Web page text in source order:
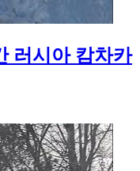
러시아 캄차카